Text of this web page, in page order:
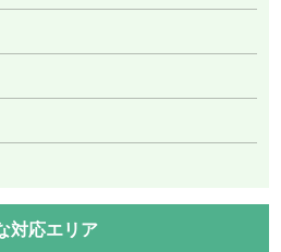
対応エリア